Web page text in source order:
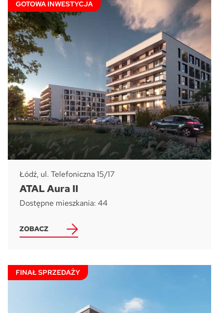
Zaznacz wszystkie
Łódź, ul. Telefoniczna 15/17
ATAL Aura II
Dostępne mieszkania: 44
ZOBACZ
GOTOWA INWESTYCJA
FINAŁ SPRZEDAŻY